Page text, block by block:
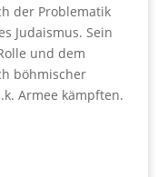
der Problematik
Judaismus. Sein
und dem
böhmischer
Armee kämpften.